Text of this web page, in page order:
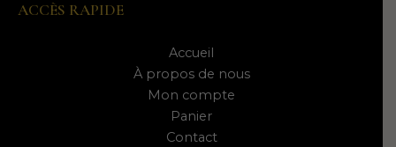
ACCÈS RAPIDE
Accueil
À propos de nous
Mon compte
Panier
Contact